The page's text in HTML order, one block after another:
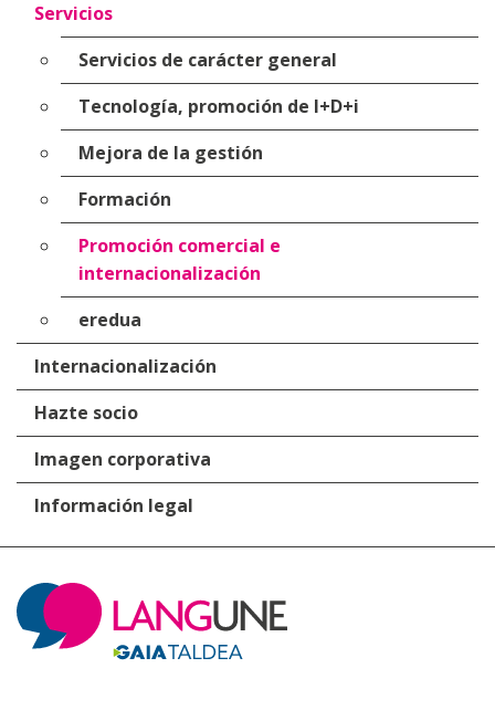
Servicios
Servicios de carácter general
Tecnología, promoción de I+D+i
Mejora de la gestión
Formación
Promoción comercial e
internacionalización
eredua
Internacionalización
Hazte socio
Imagen corporativa
Información legal